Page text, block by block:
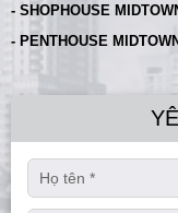
- SHOPHOUSE
- PENTHOUSE